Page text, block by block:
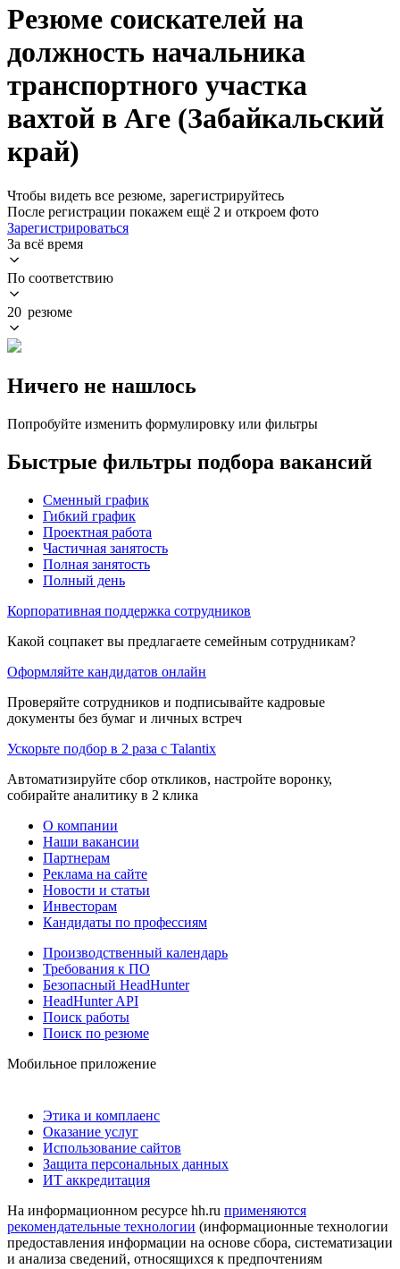
Резюме соискателей на
должность начальника
транспортного участка
вахтой в Аге (Забайкальский
край)
Чтобы видеть все резюме, зарегистрируйтесь
После регистрации покажем ещё 2 и откроем фото
Зарегистрироваться
За всё время
По соответствию
20 резюме
Ничего не нашлось
Попробуйте изменить формулировку или фильтры
Быстрые фильтры подбора вакансий
Сменный график
Гибкий график
Проектная работа
Частичная занятость
Полная занятость
Полный день
Корпоративная поддержка сотрудников
Какой соцпакет вы предлагаете семейным сотрудникам?
Оформляйте кандидатов онлайн
Проверяйте сотрудников и подписывайте кадровые
документы без бумаг и личных встреч
Ускорьте подбор в 2 раза с Talantix
Автоматизируйте сбор откликов, настройте воронку,
собирайте аналитику в 2 клика
О компании
Наши вакансии
Партнерам
Реклама на сайте
Новости и статьи
Инвесторам
Кандидаты по профессиям
Производственный календарь
Требования к ПО
Безопасный HeadHunter
HeadHunter API
Поиск работы
Поиск по резюме
Мобильное приложение
Этика и комплаенс
Оказание услуг
Использование сайтов
Защита персональных данных
ИТ аккредитация
На информационном ресурсе hh.ru применяются
рекомендательные технологии (информационные технологии
предоставления информации на основе сбора, систематизации
и анализа сведений, относящихся к предпочтениям